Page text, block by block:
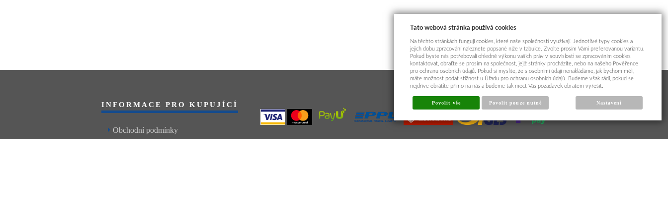
INFORMACE PRO KUPUJÍCÍ
Obchodní podmínky
Tato webová stránka používá cookies
Na těchto stránkách fungují cookies, které naše společnosti využívají. Jednotlivé typy cookies a
jejich dobu zpracování naleznete popsané níže v tabulce. Zvolte prosím Vámi preferovanou variantu.
Pokud byste nás potřebovali ohledně výkonu vašich práv v souvislosti se zpracováním cookies
kontaktovat, obraťte se prosím na společnost, jejíž stránky procházíte, nebo na našeho Pověřence
pro ochranu osobních údajů. Pokud si myslíte, že s osobními údaji nenakládáme, jak bychom měli,
máte možnost podat stížnost u Úřadu pro ochranu osobních údajů. Budeme však rádi, pokud se
nejdříve obrátíte přímo na nás a budeme tak moct Váš požadavek obratem vyřešit.
Povolit vše Povolit pouze nutné Nastavení